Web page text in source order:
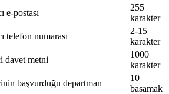
e-postası
255
karakter
telefon numarası
2-15
karakter
davet metni
1000
karakter
başvurduğu departman
10
basamak